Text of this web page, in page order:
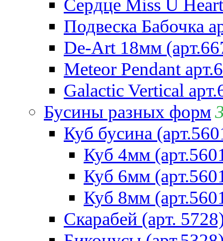
Сердце Miss U
Подвеска Бабочка
De-Art 18мм
Meteor Pendant
Galactic Vertical
Бусины разных форм
Куб бусина
Куб 4мм
Куб 6мм
Куб 8мм
Скарабей (арт.